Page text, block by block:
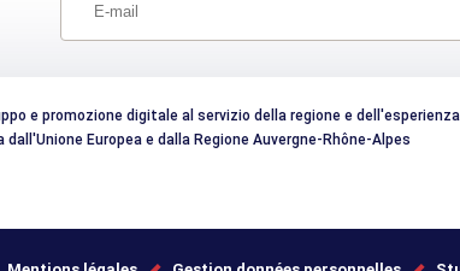
e promozione digitale al servizio della regione e dell'esperienza
Europea e dalla Regione Auvergne-Rhône-Alpes